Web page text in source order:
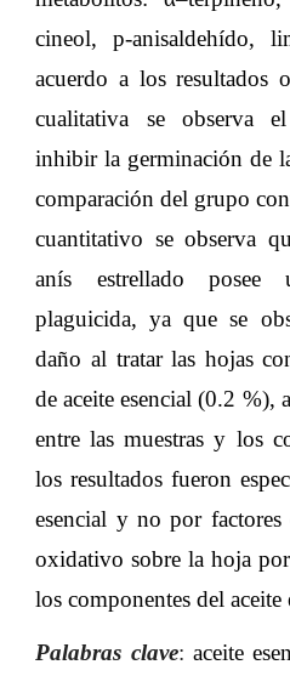
cineol, p-anisaldehído,
acuerdo a los resultados
cualitativa se observa
inhibir la germinación de
comparación del grupo
cuantitativo se observa
anís estrellado posee
plaguicida, ya que se
daño al tratar las hojas
de aceite esencial (0.2 %),
entre las muestras y los
los resultados fueron
esencial y no por
oxidativo sobre la hoja
los componentes del aceite
Palabras clave: aceite